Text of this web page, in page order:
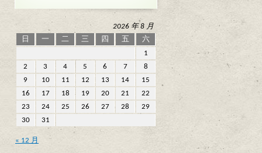
2026 年 8 月
日
一 二 三 四 五
六
1
2
3 4 5 6 7
8
9
10 11 12 13 14
15
16
17 18 19 20 21
22
23
24 25 26 27 28
29
30
31
« 12 月